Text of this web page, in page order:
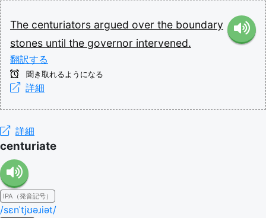
The centuriators argued over the boundary
stones until the governor intervened.
翻訳する
聞き取れるようになる
詳細
詳細
centuriate
IPA（発音記号）
/sɛnˈtjʊəɹiət/